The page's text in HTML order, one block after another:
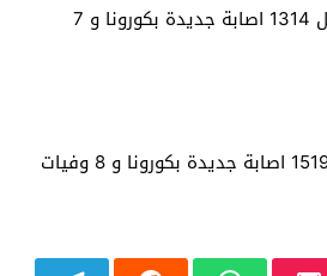
اقرأ أيضا | الكويت تسجل 1314 اصابة جديدة بكورونا و 7